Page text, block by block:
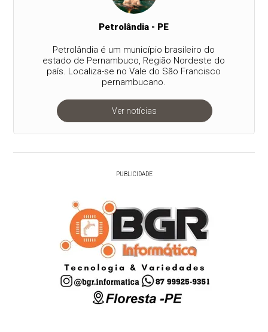
Petrolândia - PE
Petrolândia é um município brasileiro do
estado de Pernambuco, Região Nordeste do
país. Localiza-se no Vale do São Francisco
pernambucano.
Ver notícias
PUBLICIDADE